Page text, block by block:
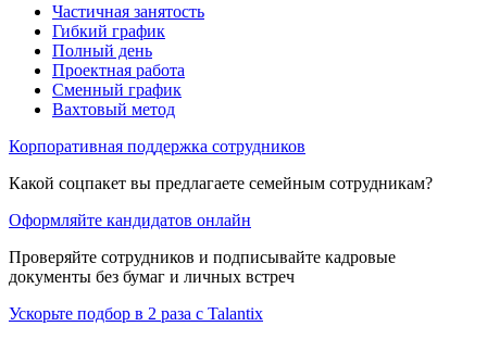
Частичная занятость
Гибкий график
Полный день
Проектная работа
Сменный график
Вахтовый метод
Корпоративная поддержка сотрудников
Какой соцпакет вы предлагаете семейным сотрудникам?
Оформляйте кандидатов онлайн
Проверяйте сотрудников и подписывайте кадровые
документы без бумаг и личных встреч
Ускорьте подбор в 2 раза с Talantix